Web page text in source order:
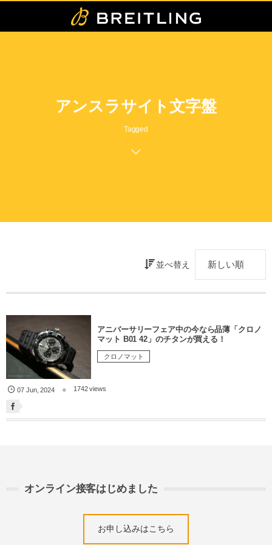
アンスラサイト文字盤
Tagged
並べ替え
アニバーサリーフェア中の今なら品薄「クロノ
マット B01 42」のチタンが買える！
クロノマット
07 Jun,2024 1742 views
オンライン接客はじめました
お申し込みはこちら